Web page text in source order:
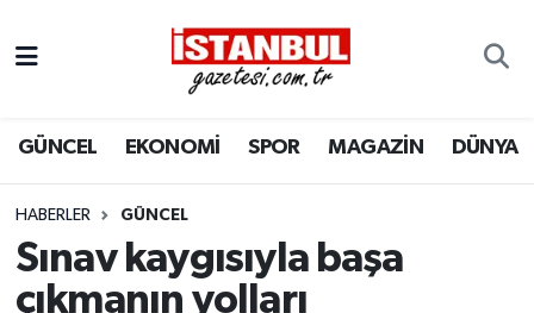
GÜNCEL EKONOMİ SPOR MAGAZİN DÜNYA
HABERLER GÜNCEL
Sınav kaygısıyla başa
çıkmanın yolları
EKONOMİ
İSTANBUL
DÜNYA
Nöbetçi Eczaneler
Hava Durumu
Trafik Durumu
Süper Lig Puan Durumu ve Fikstür